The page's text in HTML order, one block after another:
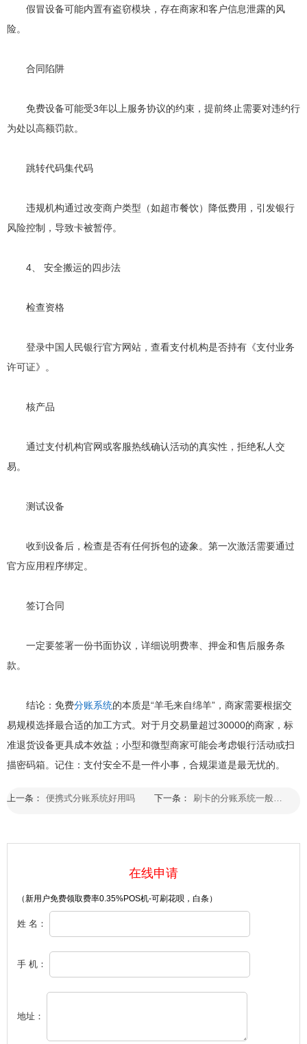
假冒设备可能内置有盗窃模块，存在商家和客户信息泄露的风
险。
合同陷阱
免费设备可能受3年以上服务协议的约束，提前终止需要对违约行
为处以高额罚款。
跳转代码集代码
违规机构通过改变商户类型（如超市餐饮）降低费用，引发银行
风险控制，导致卡被暂停。
4、 安全搬运的四步法
检查资格
登录中国人民银行官方网站，查看支付机构是否持有《支付业务
许可证》。
核产品
通过支付机构官网或客服热线确认活动的真实性，拒绝私人交
易。
测试设备
收到设备后，检查是否有任何拆包的迹象。第一次激活需要通过
官方应用程序绑定。
签订合同
一定要签署一份书面协议，详细说明费率、押金和售后服务条
款。
结论：免费分账系统的本质是“羊毛来自绵羊”，商家需要根据交
易规模选择最合适的加工方式。对于月交易量超过30000的商家，标
准退货设备更具成本效益；小型和微型商家可能会考虑银行活动或扫
描密码箱。记住：支付安全不是一件小事，合规渠道是最无忧的。
上一条： 便携式分账系统好用吗 下一条： 刷卡的分账系统一般在哪里办理
在线申请
（新用户免费领取费率0.35%POS机-可刷花呗，白条）
姓 名：
手 机：
地址：